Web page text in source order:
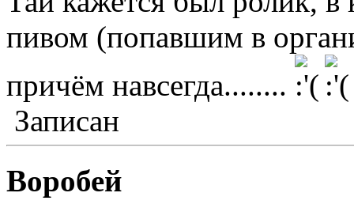
пивом (попавшим в
причём навсегда........
Записан
Воробей